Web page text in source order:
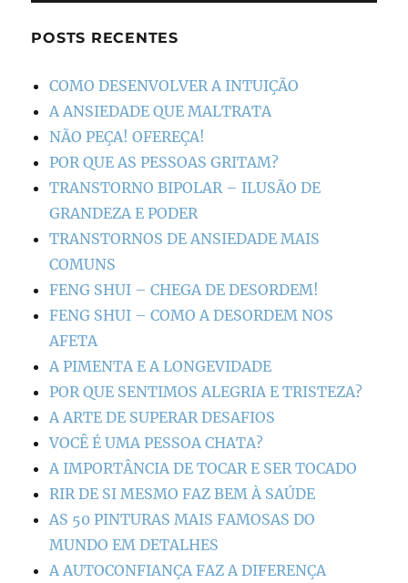
POSTS RECENTES
COMO DESENVOLVER A INTUIÇÃO
A ANSIEDADE QUE MALTRATA
NÃO PEÇA! OFEREÇA!
POR QUE AS PESSOAS GRITAM?
TRANSTORNO BIPOLAR – ILUSÃO DE
GRANDEZA E PODER
TRANSTORNOS DE ANSIEDADE MAIS
COMUNS
FENG SHUI – CHEGA DE DESORDEM!
FENG SHUI – COMO A DESORDEM NOS
AFETA
A PIMENTA E A LONGEVIDADE
POR QUE SENTIMOS ALEGRIA E TRISTEZA?
A ARTE DE SUPERAR DESAFIOS
VOCÊ É UMA PESSOA CHATA?
A IMPORTÂNCIA DE TOCAR E SER TOCADO
RIR DE SI MESMO FAZ BEM À SAÚDE
AS 50 PINTURAS MAIS FAMOSAS DO
MUNDO EM DETALHES
A AUTOCONFIANÇA FAZ A DIFERENÇA